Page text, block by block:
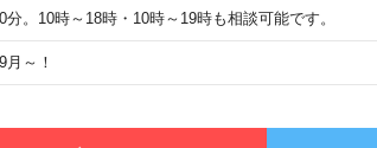
。10時～18時・10時～19時も相談可能です。
～！